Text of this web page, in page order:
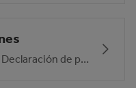
Términos y condiciones, Declaración de privacidad, Declaración de cookies, Descargo de responsabilidad